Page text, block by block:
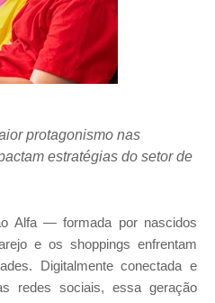
protagonismo nas
estratégias do setor de
Alfa — formada por nascidos
e os shoppings enfrentam
Digitalmente conectada e
redes sociais, essa geração